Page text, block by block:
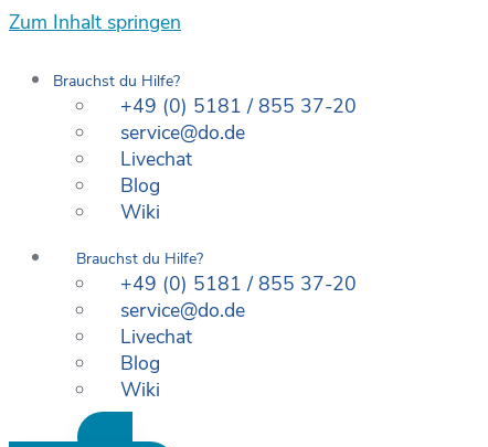
Zum Inhalt springen
Brauchst du Hilfe?
+49 (0) 5181 / 855 37-20
service@do.de
Livechat
Blog
Wiki
Brauchst du Hilfe?
+49 (0) 5181 / 855 37-20
service@do.de
Livechat
Blog
Wiki